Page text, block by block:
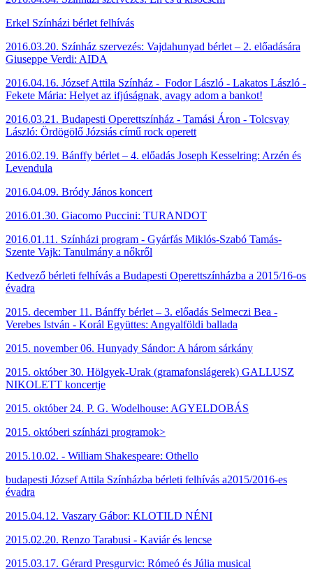
Erkel Színházi bérlet felhívás
2016.03.20. Színház szervezés: Vajdahunyad bérlet – 2. előadására
Giuseppe Verdi: AIDA
2016.04.16. József Attila Színház - Fodor László - Lakatos László -
Fekete Mária: Helyet az ifjúságnak, avagy adom a bankot!
2016.03.21. Budapesti Operettszínház - Tamási Áron - Tolcsvay
László: Ördögölő Józsiás című rock operett
2016.02.19. Bánffy bérlet – 4. előadás Joseph Kesselring: Arzén és
Levendula
2016.04.09. Bródy János koncert
2016.01.30. Giacomo Puccini: TURANDOT
2016.01.11. Színházi program - Gyárfás Miklós-Szabó Tamás-
Szente Vajk: Tanulmány a nőkről
Kedvező bérleti felhívás a Budapesti Operettszínházba a 2015/16-os
évadra
2015. december 11. Bánffy bérlet – 3. előadás Selmeczi Bea -
Verebes István - Korál Együttes: Angyalföldi ballada
2015. november 06. Hunyady Sándor: A három sárkány
2015. október 30. Hölgyek-Urak (gramafonslágerek) GALLUSZ
NIKOLETT koncertje
2015. október 24. P. G. Wodelhouse: AGYELDOBÁS
2015. októberi színházi programok>
2015.10.02. - William Shakespeare: Othello
budapesti József Attila Színházba bérleti felhívás a2015/2016-es
évadra
2015.04.12. Vaszary Gábor: KLOTILD NÉNI
2015.02.20. Renzo Tarabusi - Kaviár és lencse
2015.03.17. Gérard Presgurvic: Rómeó és Júlia musical